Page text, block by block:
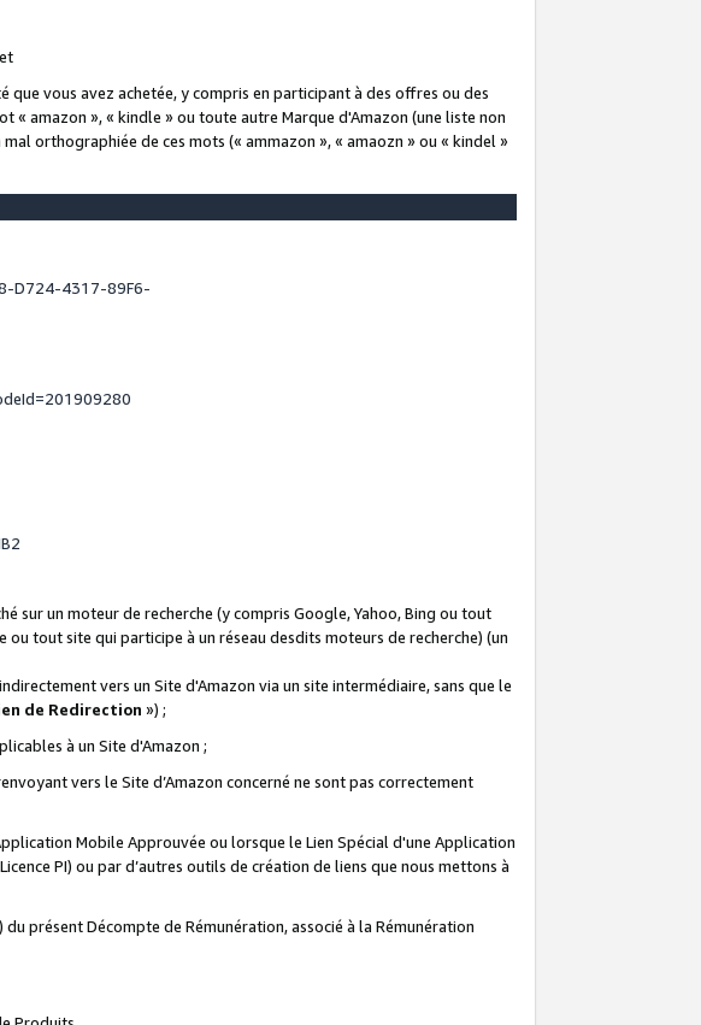
vous avez achetée, y compris en participant à des offres ou des
amazon », « kindle » ou toute autre Marque d'Amazon (une liste non
orthographiée de ces mots (« ammazon », « amaozn » ou « kindel »
D724-4317-89F6-
sur un moteur de recherche (y compris Google, Yahoo, Bing ou tout
tout site qui participe à un réseau desdits moteurs de recherche) (un
vers un Site d'Amazon via un site intermédiaire, sans que le
de Redirection ») ;
à un Site d'Amazon ;
vers le Site d’Amazon concerné ne sont pas correctement
Mobile Approuvée ou lorsque le Lien Spécial d'une Application
PI) ou par d’autres outils de création de liens que nous mettons à
présent Décompte de Rémunération, associé à la Rémunération